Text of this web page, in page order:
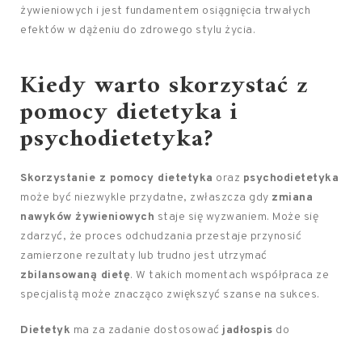
żywieniowych i jest fundamentem osiągnięcia trwałych
efektów w dążeniu do zdrowego stylu życia.
Kiedy warto skorzystać z
pomocy dietetyka i
psychodietetyka?
Skorzystanie z pomocy dietetyka oraz psychodietetyka
może być niezwykle przydatne, zwłaszcza gdy zmiana
nawyków żywieniowych staje się wyzwaniem. Może się
zdarzyć, że proces odchudzania przestaje przynosić
zamierzone rezultaty lub trudno jest utrzymać
zbilansowaną dietę. W takich momentach współpraca ze
specjalistą może znacząco zwiększyć szanse na sukces.
Dietetyk ma za zadanie dostosować jadłospis do